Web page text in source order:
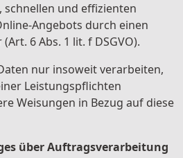
und effizienten
Angebots durch einen
6 Abs. 1 lit. f DSGVO).
nur insoweit verarbeiten,
Leistungspflichten
Weisungen in Bezug auf diese
über Auftragsverarbeitung